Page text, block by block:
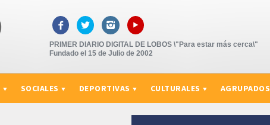
   ▸
PRIMER DIARIO DIGITAL DE LOBOS \"Para estar más cerca\"
Fundado el 15 de Julio de 2002
SOCIALES DEPORTIVAS CULTURALES AGRUPADOS